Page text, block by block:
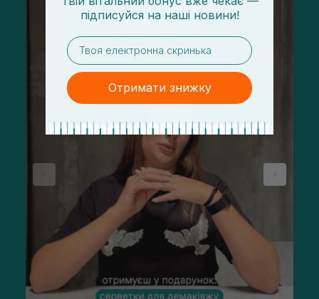
підписуйся на наші новини!
email
Отримати знижку